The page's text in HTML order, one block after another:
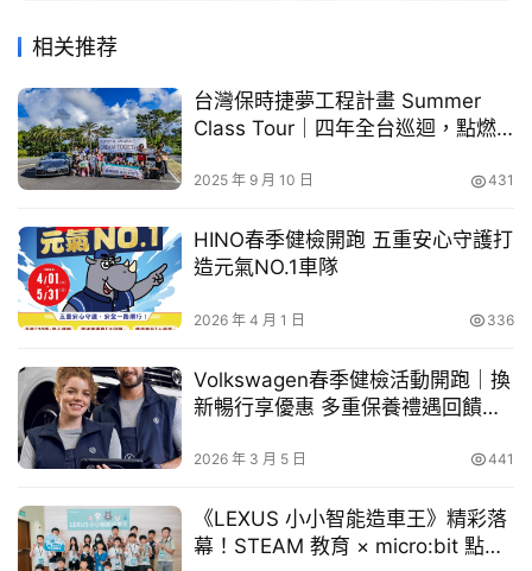
車
幫
幫
忙
跨
界
玩
A
R
打造全方位無障礙生活圈
延續 Kombi 車系逾 70 年的經典傳統，全新世代 Kombi 福
祉車在此次展覽中首度正式亮相。The All-new Kombi 福
祉車不僅承襲了德制商旅車的經典基因、卓越的承載空間及
靈活機能性，更針對無障礙需求進行全面升級，結合先進輔
具科技大幅提升整體乘坐體驗和使用便利性，從各個面向為
長輩們與行動不便的身障者提供更全面、更多元的優質移動
選擇，打造全方位的無障礙移動生活圈。
相关推荐
台灣保時捷夢工程計畫 Summer
Class Tour｜四年全台巡迴，點燃
2025 年 9 月 10 日 431
HINO春季健檢開跑 五重安心守護打
造元氣NO.1車隊
2026 年 4 月 1 日 336
Volkswagen春季健檢活動開跑｜換
新暢行享優惠 多重保養禮遇回饋車
2026 年 3 月 5 日 441
《LEXUS 小小智能造車王》精彩落
幕！STEAM 教育 × micro:bit 點燃